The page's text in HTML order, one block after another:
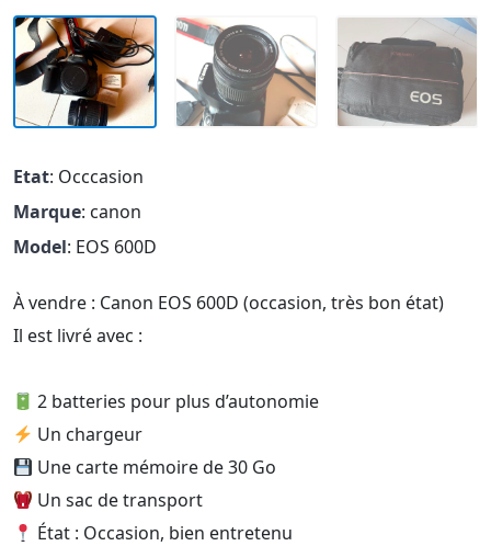
Etat: Occcasion
Marque: canon
Model: EOS 600D
À vendre : Canon EOS 600D (occasion, très bon état)
‎Il est livré avec :
2 batteries pour plus d’autonomie
Un chargeur
Une carte mémoire de 30 Go
Un sac de transport
État : Occasion, bien entretenu